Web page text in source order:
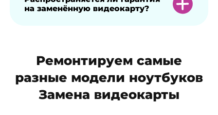
затем демонтаж старого модуля и
на заменённую видеокарту?
замену видеокарты сроком 1 год.
Ремонтируем самые
разные модели ноутбуков
Замена видеокарты